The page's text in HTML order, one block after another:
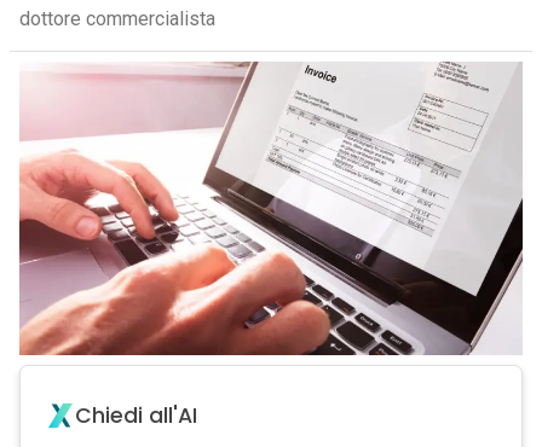
dottore commercialista
Chiedi all'AI